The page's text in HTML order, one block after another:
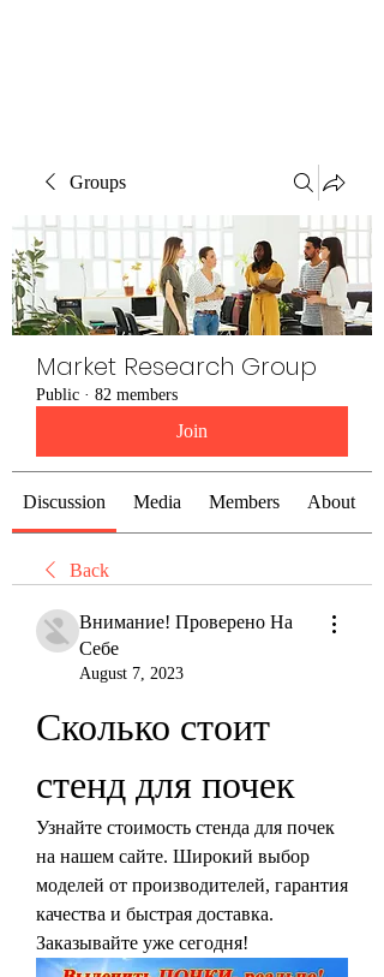
Groups
Market Research Group
Public · 82 members
Join
Discussion Media Members About
Back
Внимание! Проверено На
Себе
August 7, 2023
Сколько стоит
стенд для почек
Узнайте стоимость стенда для почек
на нашем сайте. Широкий выбор
моделей от производителей, гарантия
качества и быстрая доставка.
Заказывайте уже сегодня!